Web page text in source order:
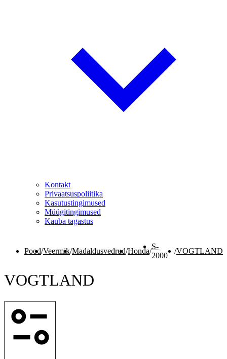
Kontakt
Privaatsuspoliitika
Kasutustingimused
Müügitingimused
Kauba tagastus
Pood/Veermik/Madaldusvedrud/Honda/
S-
2000
/VOGTLAND
VOGTLAND